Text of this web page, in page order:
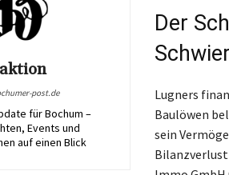
post.de
für Bochum –
Events und
auf einen Blick
Der
Lugners
Baulöwen
sein
Bilanzverlust